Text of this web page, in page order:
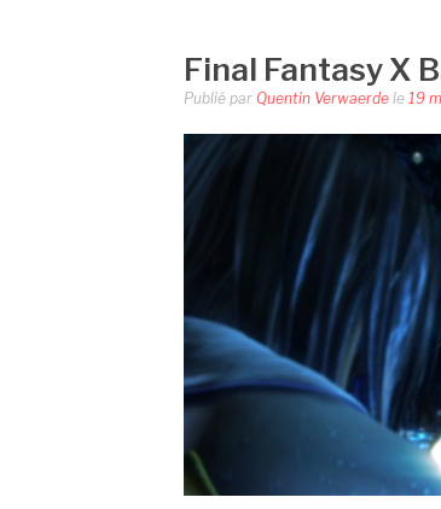
Final Fantasy X
Publié par Quentin Verwaerde le 19